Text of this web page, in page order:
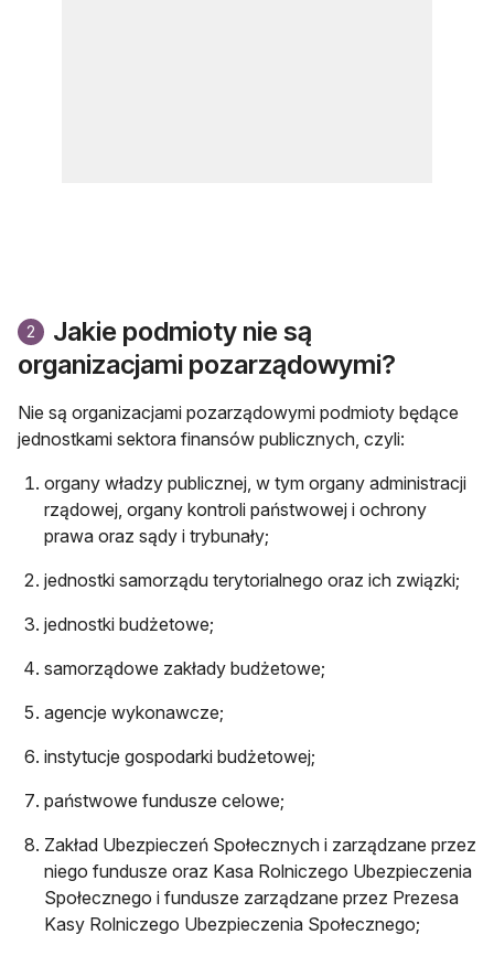
2
Jakie podmioty nie są
organizacjami pozarządowymi?
Nie są organizacjami pozarządowymi podmioty będące
jednostkami sektora finansów publicznych, czyli:
organy władzy publicznej, w tym organy administracji
rządowej, organy kontroli państwowej i ochrony
prawa oraz sądy i trybunały;
jednostki samorządu terytorialnego oraz ich związki;
jednostki budżetowe;
samorządowe zakłady budżetowe;
agencje wykonawcze;
instytucje gospodarki budżetowej;
państwowe fundusze celowe;
Zakład Ubezpieczeń Społecznych i zarządzane przez
niego fundusze oraz Kasa Rolniczego Ubezpieczenia
Społecznego i fundusze zarządzane przez Prezesa
Kasy Rolniczego Ubezpieczenia Społecznego;